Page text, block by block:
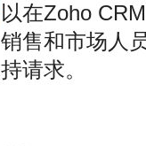
以在Zoho
销售和市场人
持请求。